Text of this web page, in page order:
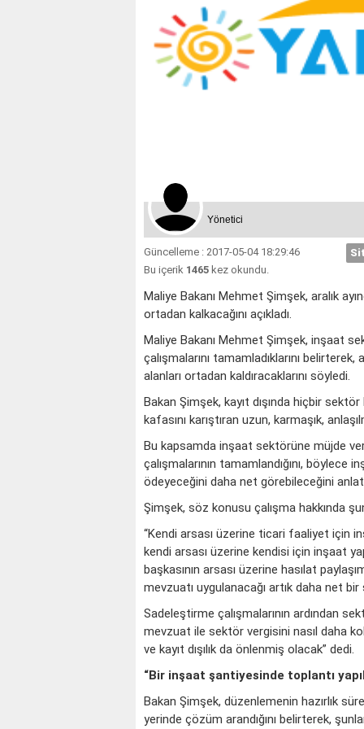
Yönetici
Güncelleme : 2017-05-04 18:29:46
Bu içerik 1465 kez okundu.
Maliye Bakanı Mehmet Şimşek, aralık
ortadan kalkacağını açıkladı.
Maliye Bakanı Mehmet Şimşek, inşaat
çalışmalarını tamamladıklarını
alanları ortadan kaldıracaklarını söyledi.
Bakan Şimşek, kayıt dışında hiçbir
kafasını karıştıran uzun, karmaşık,
Bu kapsamda inşaat sektörüne müjde
çalışmalarının tamamlandığını,
ödeyeceğini daha net görebileceğini
Şimşek, söz konusu çalışma hakkında
“Kendi arsası üzerine ticari faaliyet için
kendi arsası üzerine kendisi için inşaat
başkasının arsası üzerine hasılat
mevzuatı uygulanacağı artık daha net
Sadeleştirme çalışmalarının ardından
mevzuat ile sektör vergisini nasıl daha
ve kayıt dışılık da önlenmiş olacak” dedi.
“Bir inşaat şantiyesinde toplantı
Bakan Şimşek, düzenlemenin hazırlık
yerinde çözüm arandığını belirterek,